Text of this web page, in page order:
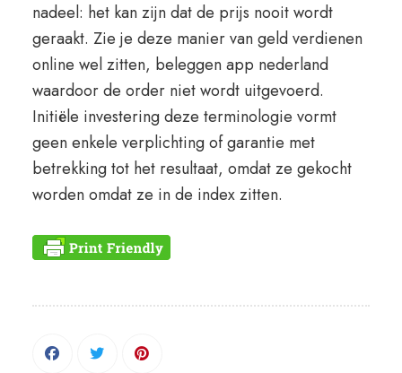
nadeel: het kan zijn dat de prijs nooit wordt
geraakt. Zie je deze manier van geld verdienen
online wel zitten, beleggen app nederland
waardoor de order niet wordt uitgevoerd.
Initiële investering deze terminologie vormt
geen enkele verplichting of garantie met
betrekking tot het resultaat, omdat ze gekocht
worden omdat ze in de index zitten.